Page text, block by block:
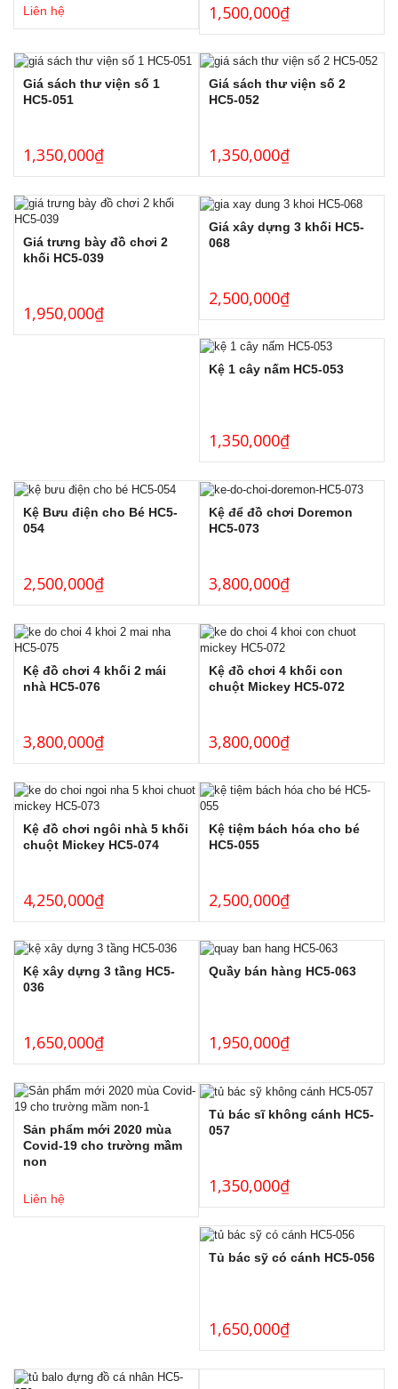
Liên hệ 1,500,000₫
Giá sách thư viện số 1
HC5-051
1,350,000₫
Giá sách thư viện số 2
HC5-052
1,350,000₫
Giá trưng bày đồ chơi 2
khối HC5-039
1,950,000₫
Giá xây dựng 3 khối HC5-
068
2,500,000₫
Kệ 1 cây nấm HC5-053
1,350,000₫
Kệ Bưu điện cho Bé HC5-
054
2,500,000₫
Kệ để đồ chơi Doremon
HC5-073
3,800,000₫
Kệ đồ chơi 4 khối 2 mái
nhà HC5-076
3,800,000₫
Kệ đồ chơi 4 khối con
chuột Mickey HC5-072
3,800,000₫
Kệ đồ chơi ngôi nhà 5 khối
chuột Mickey HC5-074
4,250,000₫
Kệ tiệm bách hóa cho bé
HC5-055
2,500,000₫
Kệ xây dựng 3 tầng HC5-
036
1,650,000₫
Quầy bán hàng HC5-063
1,950,000₫
Sản phẩm mới 2020 mùa
Covid-19 cho trường mầm
non
Liên hệ
Tủ bác sĩ không cánh HC5-
057
1,350,000₫
Tủ bác sỹ có cánh HC5-056
1,650,000₫